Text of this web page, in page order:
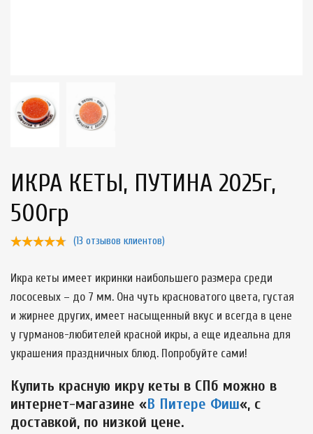
ИКРА КЕТЫ, ПУТИНА 2025г,
500гр
(13 отзывов клиентов)
Икра кеты имеет икринки наибольшего размера среди
лососевых – до 7 мм. Она чуть красноватого цвета, густая
и жирнее других, имеет насыщенный вкус и всегда в цене
у гурманов-любителей красной икры, а еще идеальна для
украшения праздничных блюд. Попробуйте сами!
Купить красную икру кеты в СПб можно в
интернет-магазине «В Питере Фиш«, с
доставкой, по низкой цене.